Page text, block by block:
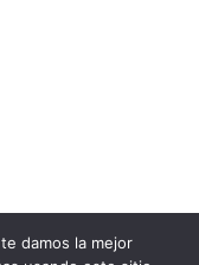
damos la mejor